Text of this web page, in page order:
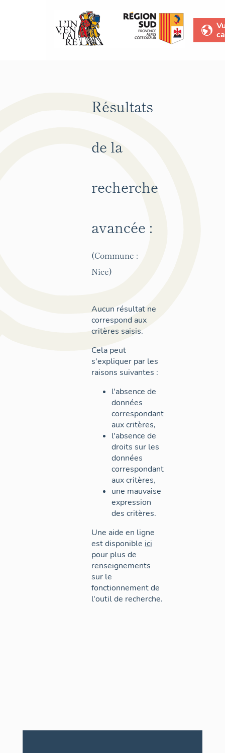
Résultats
de la
recherche
avancée :
(Commune :
Nice)
Aucun résultat ne
correspond aux
critères saisis.
Cela peut
s'expliquer par les
raisons suivantes :
l'absence de
données
correspondant
aux critères,
l'absence de
droits sur les
données
correspondant
aux critères,
une mauvaise
expression
des critères.
Une aide en ligne
est disponible ici
pour plus de
renseignements
sur le
fonctionnement de
l'outil de recherche.